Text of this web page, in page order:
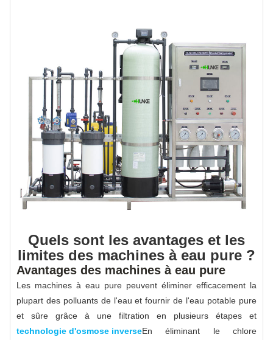
Quels sont les avantages et les
limites des machines à eau pure ?
Avantages des machines à eau pure
Les machines à eau pure peuvent éliminer efficacement la
plupart des polluants de l'eau et fournir de l'eau potable pure
et sûre grâce à une filtration en plusieurs étapes et
technologie d'osmose inverseEn éliminant le chlore